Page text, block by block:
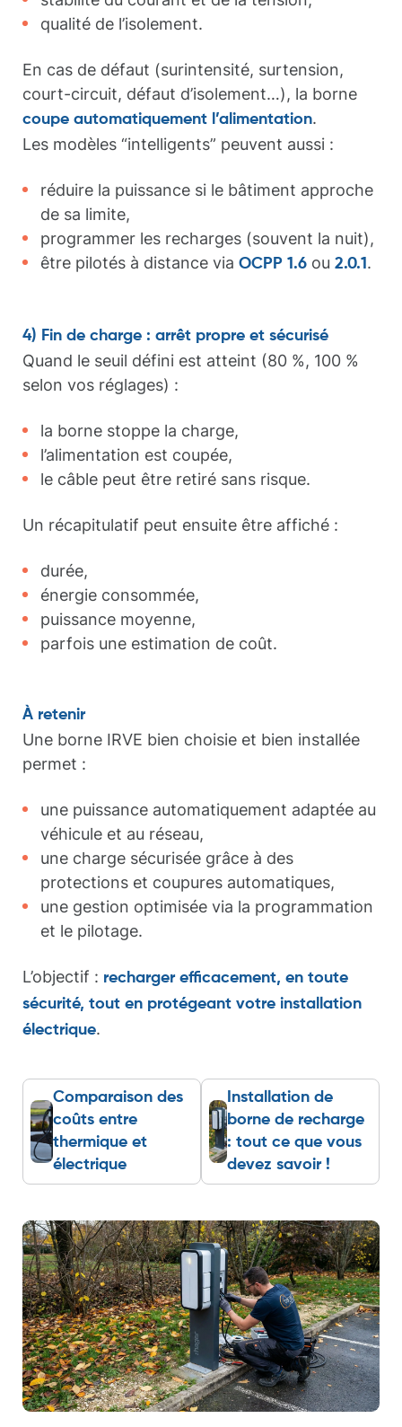
qualité de l’isolement.
En cas de défaut (surintensité, surtension,
court-circuit, défaut d’isolement…), la borne
coupe automatiquement l’alimentation.
Les modèles “intelligents” peuvent aussi :
réduire la puissance si le bâtiment approche
de sa limite,
programmer les recharges (souvent la nuit),
être pilotés à distance via OCPP 1.6 ou 2.0.1 .
4) Fin de charge : arrêt propre et sécurisé
Quand le seuil défini est atteint (80 %, 100 %
selon vos réglages) :
la borne stoppe la charge,
l’alimentation est coupée,
le câble peut être retiré sans risque.
Un récapitulatif peut ensuite être affiché :
durée,
énergie consommée,
puissance moyenne,
parfois une estimation de coût.
À retenir
Une borne IRVE bien choisie et bien installée
permet :
une puissance automatiquement adaptée au
véhicule et au réseau,
une charge sécurisée grâce à des
protections et coupures automatiques,
une gestion optimisée via la programmation
et le pilotage.
L’objectif : recharger efficacement, en toute
sécurité, tout en protégeant votre installation
électrique.
Comparaison des
coûts entre
thermique et
électrique
Installation de
borne de recharge
: tout ce que vous
devez savoir !